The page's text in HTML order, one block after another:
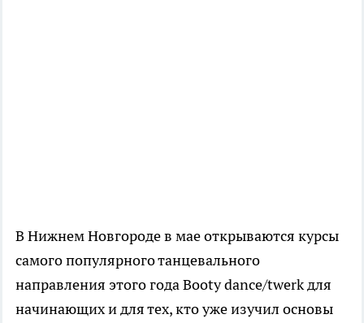
В Нижнем Новгороде в мае открываются курсы
самого популярного танцевального
направления этого года Booty dance/twerk для
начинающих и для тех, кто уже изучил основы